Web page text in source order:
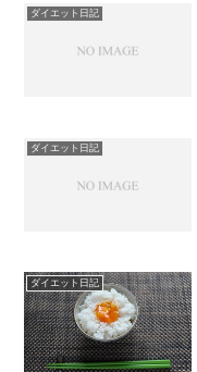
ダイエット日記
ダイエット日記
ダイエット日記